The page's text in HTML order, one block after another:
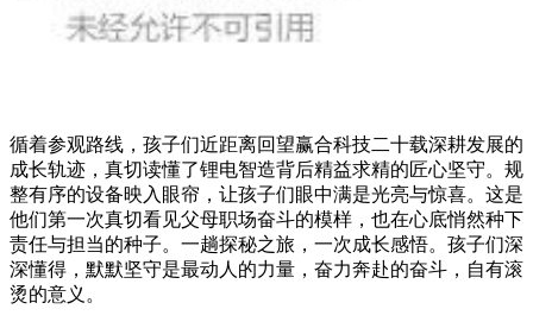
循着参观路线，孩子们近距离回望赢合科技二十载深耕发展的
成长轨迹，真切读懂了锂电智造背后精益求精的匠心坚守。规
整有序的设备映入眼帘，让孩子们眼中满是光亮与惊喜。这是
他们第一次真切看见父母职场奋斗的模样，也在心底悄然种下
责任与担当的种子。一趟探秘之旅，一次成长感悟。孩子们深
深懂得，默默坚守是最动人的力量，奋力奔赴的奋斗，自有滚
烫的意义。